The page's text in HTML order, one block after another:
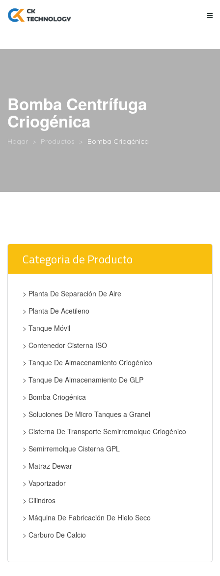
Bomba Centrífuga
Criogénica
Hogar Productos Bomba Criogénica
Categoria de Producto
> Planta De Separación De Aire
> Planta De Acetileno
> Tanque Móvil
> Contenedor Cisterna ISO
> Tanque De Almacenamiento Criogénico
> Tanque De Almacenamiento De GLP
> Bomba Criogénica
> Soluciones De Micro Tanques a Granel
> Cisterna De Transporte Semirremolque Criogénico
> Semirremolque Cisterna GPL
> Matraz Dewar
> Vaporizador
> Cilindros
> Máquina De Fabricación De Hielo Seco
> Carburo De Calcio